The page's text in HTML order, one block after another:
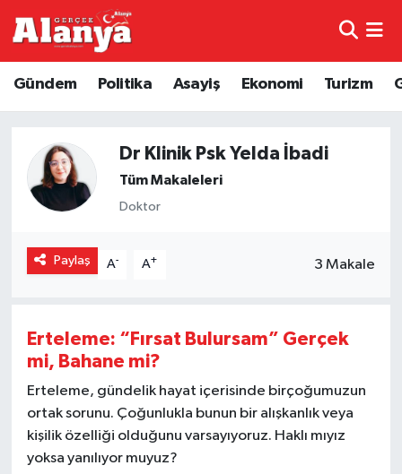
Gündem Politika Asayiş Ekonomi Turizm
Dr Klinik Psk Yelda İbadi
Tüm Makaleleri
Doktor
Paylaş A- A+ 3 Makale
Erteleme: “Fırsat Bulursam” Gerçek
mi, Bahane mi?
Erteleme, gündelik hayat içerisinde birçoğumuzun
ortak sorunu. Çoğunlukla bunun bir alışkanlık veya
kişilik özelliği olduğunu varsayıyoruz. Haklı mıyız
yoksa yanılıyor muyuz?
Genel
Bilim
Bilim ve Teknoloji
Bölge
Dünya
Ekonomi
Gizlilik İlkeleri - Privacy Policy
Trafik Durumu
Süper Lig Puan Durumu ve Fikstür
Tüm Manşetler
Son Dakika Haberleri